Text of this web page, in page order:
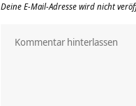
Deine E-Mail-Adresse wird nicht